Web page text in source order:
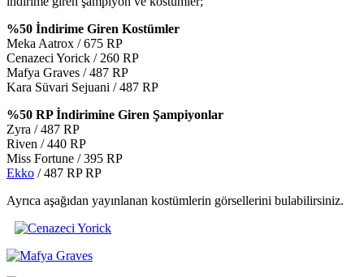
%50 İndirime Giren Kostümler
Meka Aatrox / 675 RP
Cenazeci Yorick / 260 RP
Mafya Graves / 487 RP
Kara Süvari Sejuani / 487 RP
%50 RP İndirimine Giren Şampiyonlar
Zyra / 487 RP
Riven / 440 RP
Miss Fortune / 395 RP
Ekko / 487 RP RP
Ayrıca aşağıdan yayınlanan kostümlerin görsellerini bulabilirsiniz.